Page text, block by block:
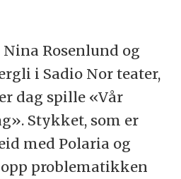
Rosenlund og
i Sadio Nor teater,
dag spille «Vår
Stykket, som er
med Polaria og
problematikken